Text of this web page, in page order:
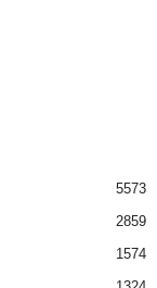
5573
2859
1574